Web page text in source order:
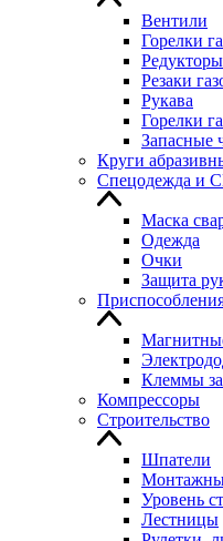
Вентили
Горелки
Резаки
Рукава
Горелки
Запасные
Круги
Спецодежда и
Маска
Одежда
Очки
Защита
Клеммы
Компрессоры
Строительство
Шпатели
Уровень
Лестницы